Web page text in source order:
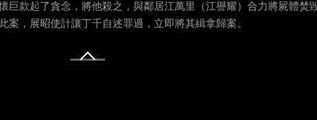
款起了貪念，將他殺之，與鄰居江萬里（江譽耀）合力將屍體焚
，展昭使計讓丁千自述罪過，立即將其緝拿歸案。